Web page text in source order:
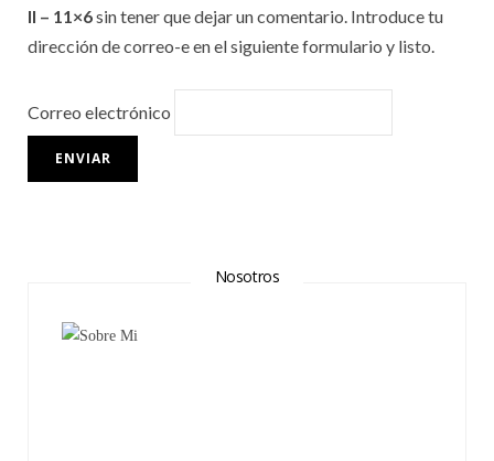
II – 11×6sin tener que dejar un comentario. Introduce tu
dirección de correo-e en el siguiente formulario y listo.
Correo electrónico
Nosotros